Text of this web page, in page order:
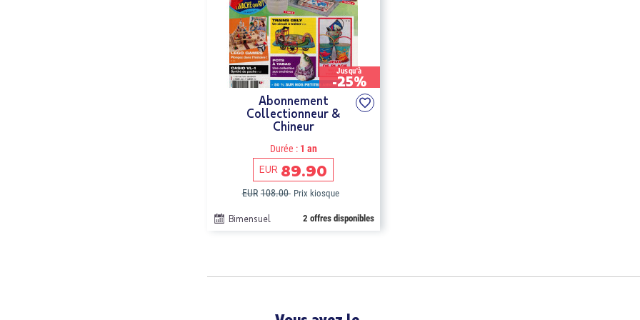
Jusqu'à
-25%
Abonnement
Collectionneur &
Chineur
Durée :1 an
EUR 89.90
EUR 108.00 Prix kiosque
Bimensuel 2 offres disponibles